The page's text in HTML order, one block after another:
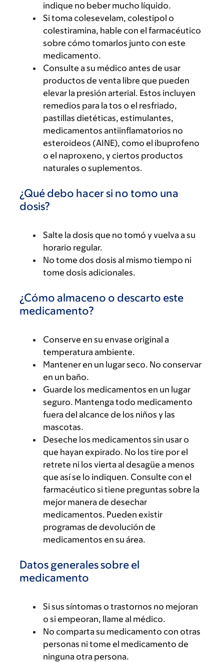
indique no beber mucho líquido.
Si toma colesevelam, colestipol o
colestiramina, hable con el farmacéutico
sobre cómo tomarlos junto con este
medicamento.
Consulte a su médico antes de usar
productos de venta libre que pueden
elevar la presión arterial. Estos incluyen
remedios para la tos o el resfriado,
pastillas dietéticas, estimulantes,
medicamentos antiinflamatorios no
esteroideos (AINE), como el ibuprofeno
o el naproxeno, y ciertos productos
naturales o suplementos.
¿Qué debo hacer si no tomo una
dosis?
Salte la dosis que no tomó y vuelva a su
horario regular.
No tome dos dosis al mismo tiempo ni
tome dosis adicionales.
¿Cómo almaceno o descarto este
medicamento?
Conserve en su envase original a
temperatura ambiente.
Mantener en un lugar seco. No conservar
en un baño.
Guarde los medicamentos en un lugar
seguro. Mantenga todo medicamento
fuera del alcance de los niños y las
mascotas.
Deseche los medicamentos sin usar o
que hayan expirado. No los tire por el
retrete ni los vierta al desagüe a menos
que así se lo indiquen. Consulte con el
farmacéutico si tiene preguntas sobre la
mejor manera de desechar
medicamentos. Pueden existir
programas de devolución de
medicamentos en su área.
Datos generales sobre el
medicamento
Si sus síntomas o trastornos no mejoran
o si empeoran, llame al médico.
No comparta su medicamento con otras
personas ni tome el medicamento de
ninguna otra persona.